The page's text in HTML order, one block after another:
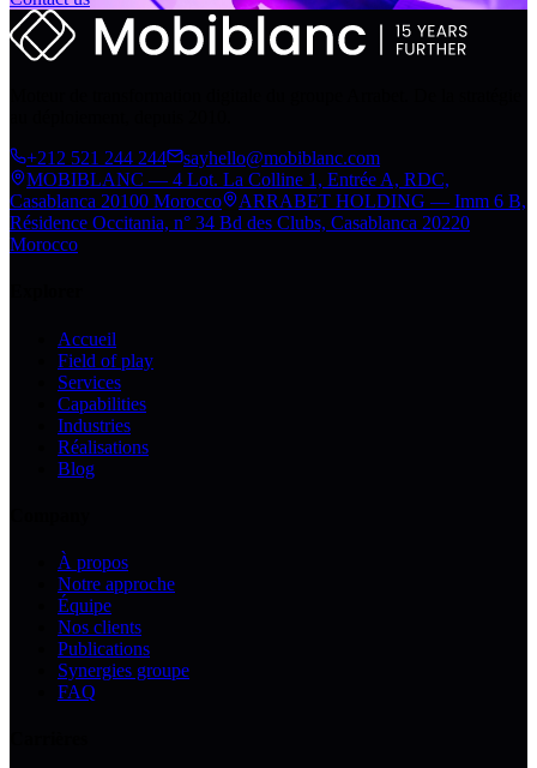
+212 521 244 244
sayhello@mobiblanc.com
MOBIBLANC — 4 Lot. La Colline 1, Entrée A, RDC,
Casablanca 20100 Morocco
ARRABET HOLDING — Imm 6 B,
Résidence Occitania, n° 34 Bd des Clubs, Casablanca 20220
Morocco
Accueil
Field of play
Services
Capabilities
Industries
Réalisations
Blog
À propos
Notre approche
Équipe
Nos clients
Publications
Synergies groupe
FAQ